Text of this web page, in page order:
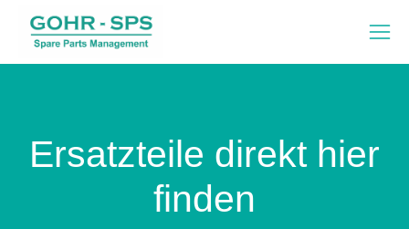
Ersatzteile direkt hier
finden